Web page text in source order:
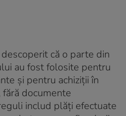
că o parte din
au fost folosite pentru
și pentru achiziții în
fără documente
includ plăți efectuate